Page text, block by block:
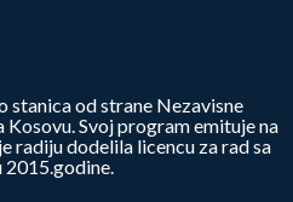
stanica od strane Nezavisne
Svoj program emituje na
radiju dodelila licencu za rad sa